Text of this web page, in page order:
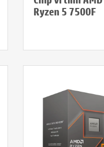
Ryzen 5 7500F